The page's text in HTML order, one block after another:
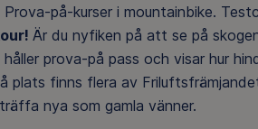
på-kurser i mountainbike.
Är du nyfiken på att se på
prova-på pass och visar hur
plats finns flera av
nya som gamla vänner.